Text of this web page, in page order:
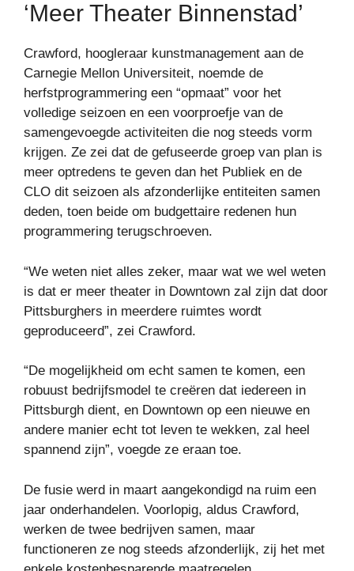
‘Meer Theater Binnenstad’
Crawford, hoogleraar kunstmanagement aan de
Carnegie Mellon Universiteit, noemde de
herfstprogrammering een “opmaat” voor het
volledige seizoen en een voorproefje van de
samengevoegde activiteiten die nog steeds vorm
krijgen. Ze zei dat de gefuseerde groep van plan is
meer optredens te geven dan het Publiek en de
CLO dit seizoen als afzonderlijke entiteiten samen
deden, toen beide om budgettaire redenen hun
programmering terugschroeven.
“We weten niet alles zeker, maar wat we wel weten
is dat er meer theater in Downtown zal zijn dat door
Pittsburghers in meerdere ruimtes wordt
geproduceerd”, zei Crawford.
“De mogelijkheid om echt samen te komen, een
robuust bedrijfsmodel te creëren dat iedereen in
Pittsburgh dient, en Downtown op een nieuwe en
andere manier echt tot leven te wekken, zal heel
spannend zijn”, voegde ze eraan toe.
De fusie werd in maart aangekondigd na ruim een ​​
jaar onderhandelen. Voorlopig, aldus Crawford,
werken de twee bedrijven samen, maar
functioneren ze nog steeds afzonderlijk, zij het met